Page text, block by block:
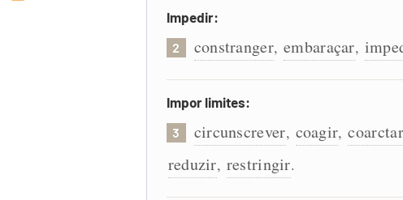
Impedir:
2 constranger, embaraçar,
Impor limites:
3 circunscrever, coagir, coarctar
reduzir, restringir.